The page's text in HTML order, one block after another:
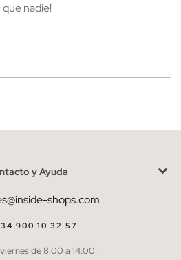
que nadie!
de privacidad
SUSCRIBIRME
suscripción en cualquier momento.
y Ayuda
shops.com
900 10 32 57
de 8:00 a 14:00.